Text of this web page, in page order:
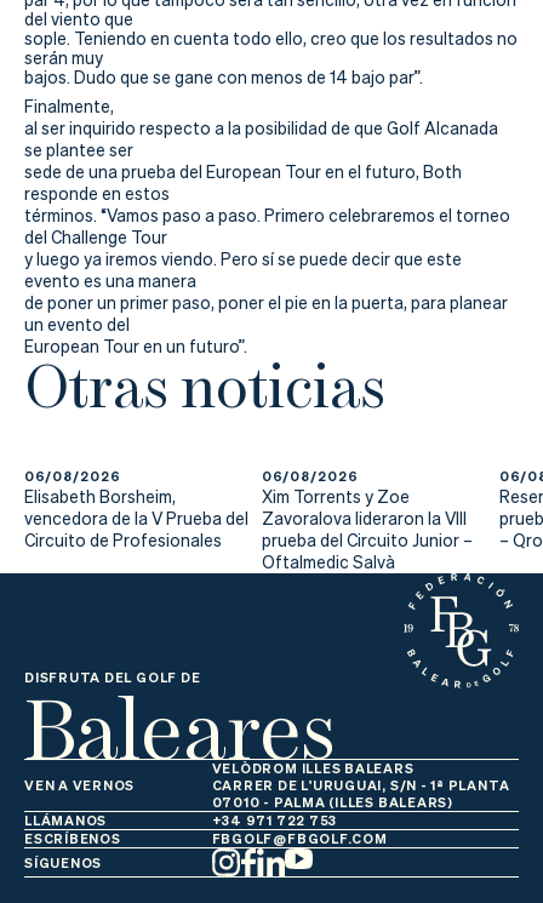
del viento que
sople. Teniendo en cuenta todo ello, creo que los resultados no
serán muy
bajos. Dudo que se gane con menos de 14 bajo par”.
Finalmente,
al ser inquirido respecto a la posibilidad de que Golf Alcanada
se plantee ser
sede de una prueba del European Tour en el futuro, Both
responde en estos
términos. “Vamos paso a paso. Primero celebraremos el torneo
del Challenge Tour
y luego ya iremos viendo. Pero sí se puede decir que este
evento es una manera
de poner un primer paso, poner el pie en la puerta, para planear
un evento del
European Tour en un futuro”.
Otras noticias
06/08/2026
Elisabeth Borsheim,
vencedora de la V Prueba del
Circuito de Profesionales
06/08/2026
Xim Torrents y Zoe
Zavoralova lideraron la VIII
prueba del Circuito Junior –
Oftalmedic Salvà
06/
–
DISFRUTA DEL GOLF DE
Baleares
VEN A VERNOS
VELÒDROM ILLES BALEARS
CARRER DE L'URUGUAI, S/N - 1ª PLANTA
07010 - PALMA (ILLES BALEARS)
LLÁMANOS
+34 971 722 753
ESCRÍBENOS
FBGOLF@FBGOLF.COM
SÍGUENOS